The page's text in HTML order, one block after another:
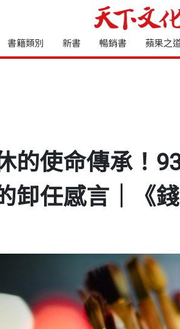
書籍類別 新書 暢銷書 蘋果之
的使命傳承！
卸任感言｜《